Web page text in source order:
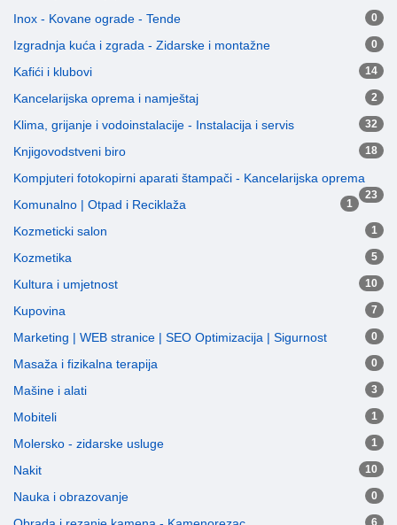
Inox - Kovane ograde - Tende 0
Izgradnja kuća i zgrada - Zidarske i montažne 0
Kafići i klubovi 14
Kancelarijska oprema i namještaj 2
Klima, grijanje i vodoinstalacije - Instalacija i servis 32
Knjigovodstveni biro 18
Kompjuteri fotokopirni aparati štampači - Kancelarijska oprema
23
Komunalno | Otpad i Reciklaža 1
Kozmeticki salon 1
Kozmetika 5
Kultura i umjetnost 10
Kupovina 7
Marketing | WEB stranice | SEO Optimizacija | Sigurnost 0
Masaža i fizikalna terapija 0
Mašine i alati 3
Mobiteli 1
Molersko - zidarske usluge 1
Nakit 10
Nauka i obrazovanje 0
6